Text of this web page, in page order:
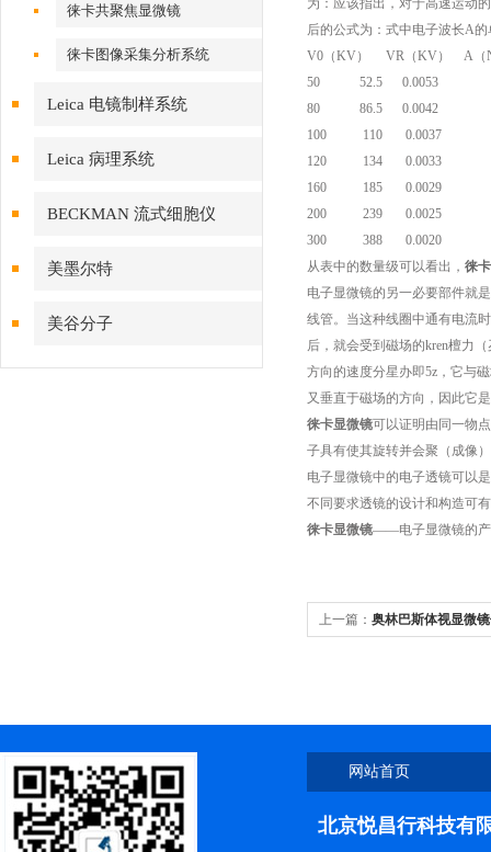
徕卡共聚焦显微镜
徕卡图像采集分析系统
Leica 电镜制样系统
Leica 病理系统
BECKMAN 流式细胞仪
美墨尔特
美谷分子
为：应该指出，对于高速运动
后的公式为：式中电子波长A
V0（KV） VR（KV） Α（
50 52.5 0.0053
80 86.5 0.0042
100 110 0.0037
120 134 0.0033
160 185 0.0029
200 239 0.0025
300 388 0.0020
从表中的数量级可以看出， 徕
电子显微镜的另一必要部件就
线管。当这种线圈中通有电流
后，就会受到磁场的kren檀力
方向的速度分星办即5z，它与
又垂直于磁场的方向，因此它
徕卡显微镜可以证明由同一物
子具有使其旋转并会聚（成像
电子显微镜中的电子透镜可以
不同要求透镜的设计和构造可
徕卡显微镜——电子显微镜的产
上一篇： 奥林巴斯体视显微
网站首页
北京悦昌行科技有